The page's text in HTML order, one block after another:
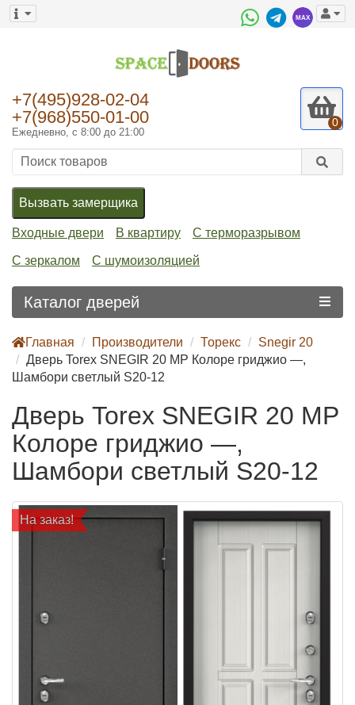
+7(495)928-02-04
+7(968)550-01-00
Ежедневно, с 8:00 до 21:00
0
Вызвать замерщика
Входные двери В квартиру С терморазрывом
С зеркалом С шумоизоляцией
Каталог дверей
Главная Производители Торекс
Snegir 20
Дверь Torex SNEGIR 20 MP Колоре гриджио —,
Шамбори светлый S20-12
Дверь Torex SNEGIR 20 MP
Колоре гриджио —,
Шамбори светлый S20-12
На заказ!